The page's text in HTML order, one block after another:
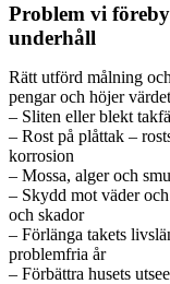
Problem vi
underhåll
Rätt utförd målning
pengar och höjer
– Sliten eller blekt
– Rost på plåttak –
korrosion
– Mossa, alger och
– Skydd mot väder
och skador
– Förlänga takets
problemfria år
– Förbättra husets